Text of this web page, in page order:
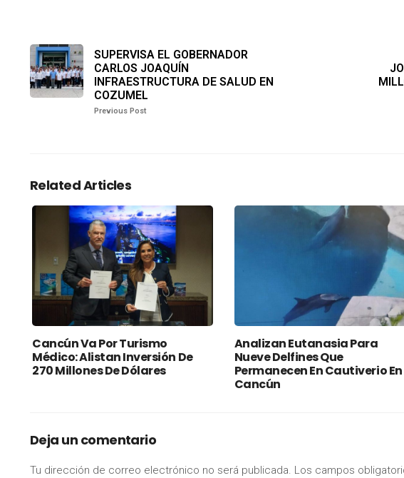
SUPERVISA EL GOBERNADOR
CARLOS JOAQUÍN
INFRAESTRUCTURA DE SALUD EN
COZUMEL
Previous Post
Related Articles
Cancún Va Por Turismo
Médico: Alistan Inversión De
270 Millones De Dólares
Analizan Eutanasia Para
Nueve Delfines Que
Permanecen En Cautiverio En
Cancún
Deja un comentario
Tu dirección de correo electrónico no será publicada. Los campos